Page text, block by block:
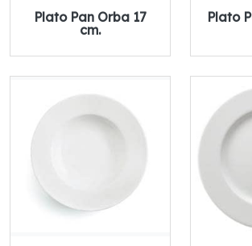
Plato Pan Orba 17
cm.
Plato